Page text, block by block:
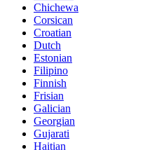
Chichewa
Corsican
Croatian
Dutch
Estonian
Filipino
Finnish
Frisian
Galician
Georgian
Gujarati
Haitian